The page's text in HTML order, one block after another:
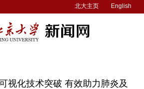
北大主页 English
视化技术突破 有效助力肺炎及